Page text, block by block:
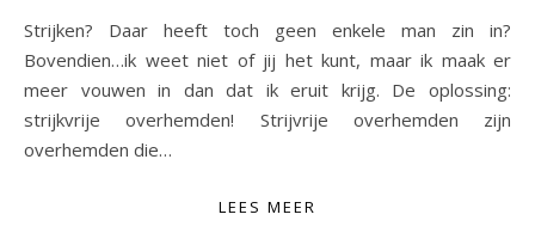
Strijken? Daar heeft toch geen enkele man zin in?
Bovendien…ik weet niet of jij het kunt, maar ik maak er
meer vouwen in dan dat ik eruit krijg. De oplossing:
strijkvrije overhemden! Strijvrije overhemden zijn
overhemden die…
LEES MEER